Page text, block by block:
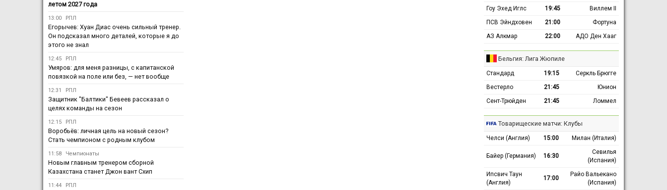
летом 2027 года
13:00 РПЛ
Егорычев: Хуан Диас очень сильный тренер.
Он подсказал много деталей, которые я до
этого не знал
12:45 РПЛ
Умяров: для меня разницы, с капитанской
повязкой на поле или без, — нет вообще
12:31 РПЛ
Защитник "Балтики" Бевеев рассказал о
целях команды на сезон
12:15 РПЛ
Воробьёв: личная цель на новый сезон?
Стать чемпионом с родным клубом
11:58 Чемпионаты
Новым главным тренером сборной
Казахстана станет Джон вант Схип
11:44 РПЛ
Гоу Эхед Иглс
19:45
Виллем II
ПСВ Эйндховен
21:00
Фортуна
АЗ Алкмар
22:00 АДО Ден Хааг
Бельгия: Лига Жюпиле
Стандард 19:15
Серкль Брюгге
Вестерло
21:45
Юнион
Сент-Трюйден
21:45 Ломмел
Товарищеские матчи: Клубы
Челси (Англия) 15:00 Милан (Италия)
Байер (Германия) 16:30
Севилья
(Испания)
Ипсвич Таун
(Англия)
17:00
Райо Вальекано
(Испания)